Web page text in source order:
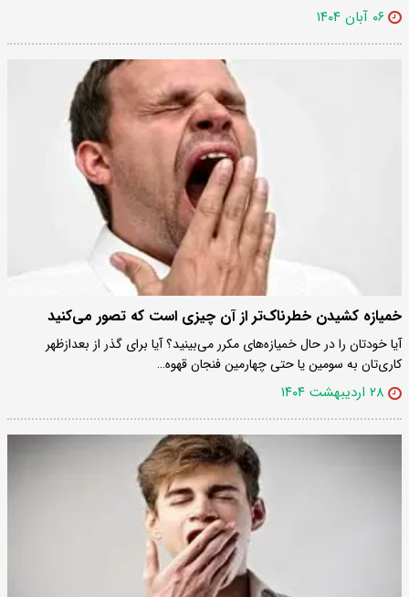
۰۶ آبان ۱۴۰۴
خمیازه کشیدن خطرناک‌تر از آن چیزی است که تصور می‌کنید
آیا خودتان را در حال خمیازه‌های مکرر می‌بینید؟ آیا برای گذر از بعدازظهر
کاری‌تان به سومین یا حتی چهارمین فنجان قهوه…
۲۸ اردیبهشت ۱۴۰۴